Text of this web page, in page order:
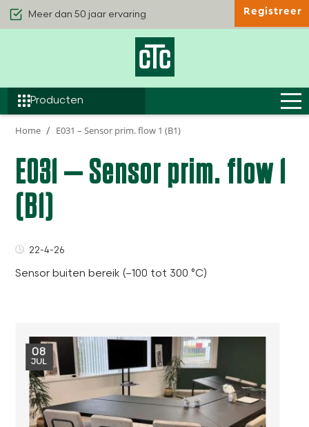
Kwaliteit & Comfort
Efficiëntie
Producten
Registreer
Home E031 – Sensor prim. flow 1 (B1)
E031 – Sensor prim. flow 1
(B1)
22-4-26
Sensor buiten bereik (–100 tot 300 °C)
08
JUL